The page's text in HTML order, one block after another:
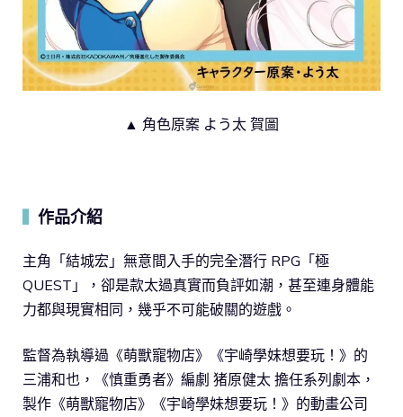
▲ 角色原案 よう太 賀圖
作品介紹
主角「結城宏」無意間入手的完全潛行 RPG「極
QUEST」，卻是款太過真實而負評如潮，甚至連身體能
力都與現實相同，幾乎不可能破關的遊戲。
監督為執導過《萌獸寵物店》《宇崎學妹想要玩！》的
三浦和也，《慎重勇者》編劇 猪原健太 擔任系列劇本，
製作《萌獸寵物店》《宇崎學妹想要玩！》的動畫公司